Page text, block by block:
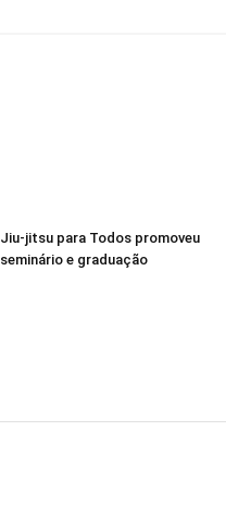
Jiu-jitsu para Todos promoveu
seminário e graduação